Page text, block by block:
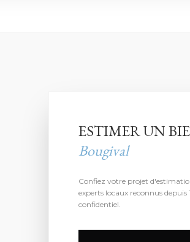
ESTIMER UN
Bougival
Confiez votre projet
experts locaux reconnus depuis
confidentiel.